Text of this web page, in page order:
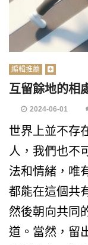
編輯推薦
互留餘地的相
2024-06-01
世界上並不存
人，我們也不
法和情緒，唯
都能在這個共
然後朝向共同
道。當然，留